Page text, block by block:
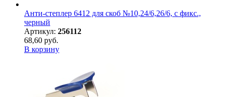
Анти-степлер 6412 для скоб №10,24/6,26/6, с фикс.,
черный
Артикул: 256112
68,60 руб.
В корзину